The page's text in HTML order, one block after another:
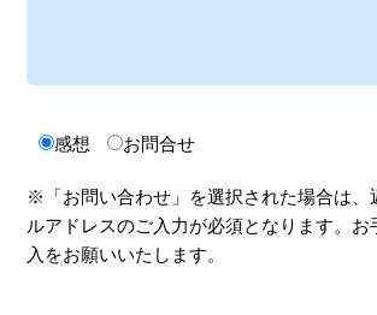
感想 お問合せ
※「お問い合わせ」を選択された場合は、
ルアドレスのご入力が必須となります。お
入をお願いいたします。